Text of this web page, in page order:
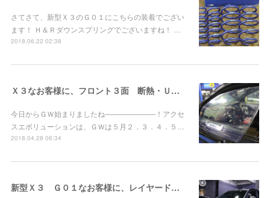
さてさて、新型Ｘ３のＧ０１にこちらの装着でござい
ます！ Ｈ＆Ｒダウンスプリングでございますね！ …
2018.06.22 02:38
Ｘ３なお客様に、フロント３面 断熱・ＵＶカットクリアフィルム施工！
今日からＧＷ始まりましたね―――――――！アクセ
スエボリューションは、ＧＷは５月２．３．４．５…
2018.04.28 06:34
新型Ｘ３ Ｇ０１なお客様に、レイヤードサウンド ４ｃｈ ＆ +Ｃお取り付け！